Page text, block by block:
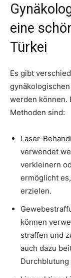
eine
Türkei
Es gibt
werden können.
Methoden sind:
Laser-
verwendet
verkleinern
ermöglicht
erzielen.
können
straffen und
auch dazu